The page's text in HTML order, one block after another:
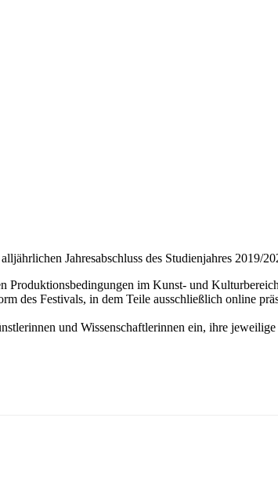
Jahresabschluss des Studienjahres 2019/
im Kunst- und
des Festivals, in dem Teile ausschließlich online
und Wissenschaftlerinnen ein, ihre